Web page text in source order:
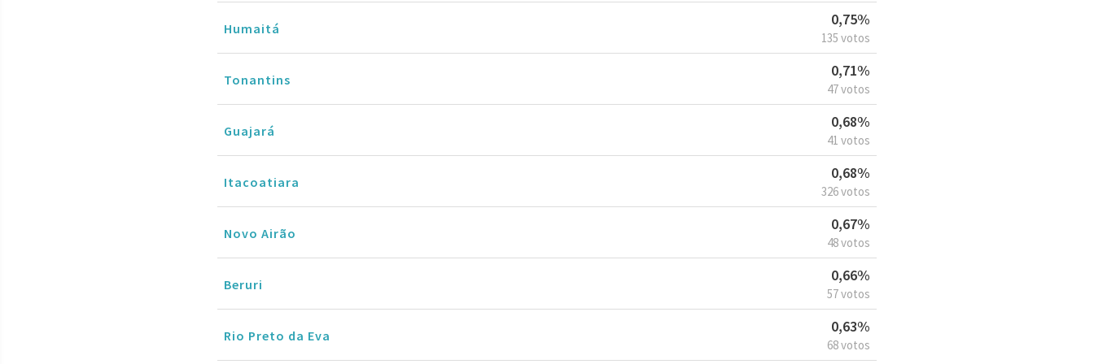
Humaitá
0,75%
135 votos
Tonantins
0,71%
47 votos
Guajará
0,68%
41 votos
Itacoatiara
0,68%
326 votos
Novo Airão
0,67%
48 votos
Beruri
0,66%
57 votos
Rio Preto da Eva
0,63%
68 votos